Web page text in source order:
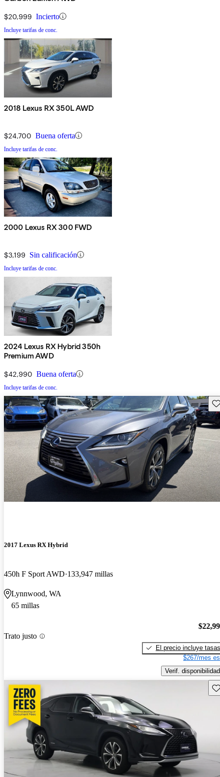
$20,999 Incierto
Incluye tarifas de conc.
2018 Lexus RX 350L AWD
$24,700 Buena oferta
Incluye tarifas de conc.
2000 Lexus RX 300 FWD
$3,199 Sin calificación
Incluye tarifas de conc.
2024 Lexus RX Hybrid 350h
Premium AWD
$42,990 Buena oferta
Incluye tarifas de conc.
2017 Lexus RX Hybrid
450h F Sport AWD 133,947 millas
Lynnwood, WA
65 millas
Trato justo
El precio incluye tasas
$267/mes
Verif. disponibilidad